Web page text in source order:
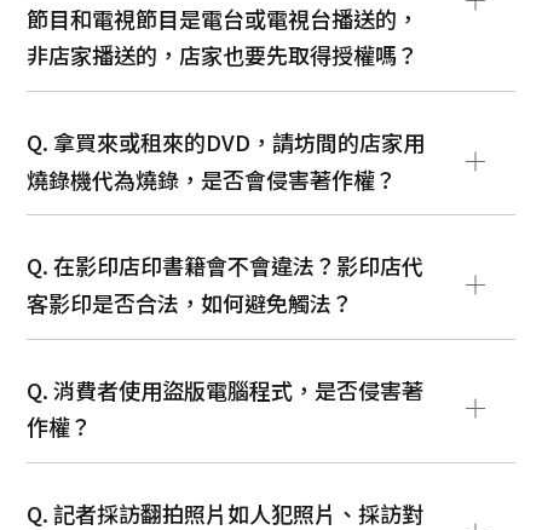
節目和電視節目是電台或電視台播送的，
非店家播送的，店家也要先取得授權嗎？
Q. 拿買來或租來的DVD，請坊間的店家用
燒錄機代為燒錄，是否會侵害著作權？
Q. 在影印店印書籍會不會違法？影印店代
客影印是否合法，如何避免觸法？
Q. 消費者使用盜版電腦程式，是否侵害著
作權？
Q. 記者採訪翻拍照片如人犯照片、採訪對